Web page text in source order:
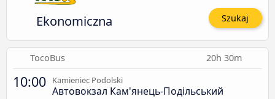
Ekonomiczna Szukaj
TocoBus 20h 30m
10:00 Kamieniec Podolski
Автовокзал Кам'янець-Подільський